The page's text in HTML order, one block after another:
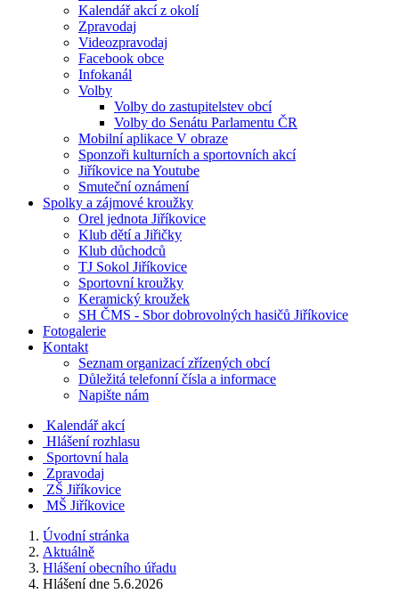
Kalendář akcí z okolí
Zpravodaj
Videozpravodaj
Facebook obce
Infokanál
Volby
Volby do zastupitelstev obcí
Volby do Senátu Parlamentu ČR
Mobilní aplikace V obraze
Sponzoři kulturních a sportovních akcí
Jiříkovice na Youtube
Smuteční oznámení
Spolky a zájmové kroužky
Orel jednota Jiříkovice
Klub dětí a Jiřičky
Klub důchodců
TJ Sokol Jiříkovice
Sportovní kroužky
Keramický kroužek
SH ČMS - Sbor dobrovolných hasičů Jiříkovice
Fotogalerie
Kontakt
Seznam organizací zřízených obcí
Důležitá telefonní čísla a informace
Napište nám
Kalendář akcí
Hlášení rozhlasu
Sportovní hala
Zpravodaj
ZŠ Jiříkovice
MŠ Jiříkovice
Úvodní stránka
Aktuálně
Hlášení obecního úřadu
Hlášení dne 5.6.2026